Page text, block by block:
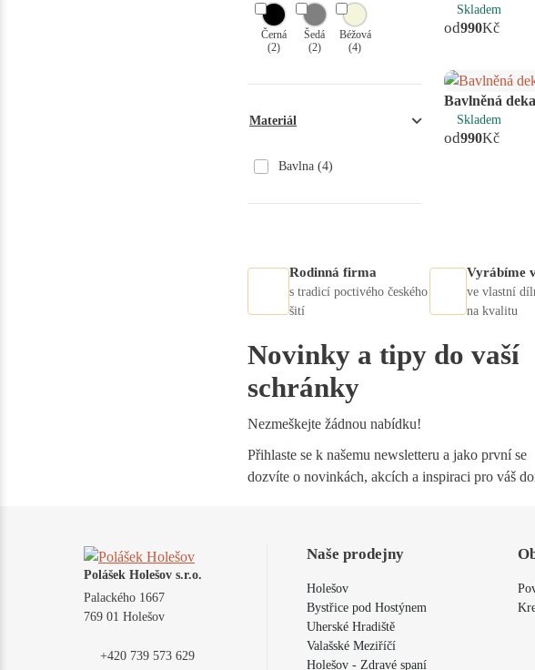
Černá
(2)
Šedá
(2)
Béžová
(4)
Materiál
Bavlna (4)
Skladem
od990Kč
Bavlněná
Skladem
od990Kč
Rodinná firma
s tradicí poctivého českého
šití
Vyrábíme
ve vlastní
na kvalitu
Novinky a tipy do vaší
schránky
Nezmeškejte žádnou nabídku!
Přihlaste se k našemu newsletteru a jako první se
dozvíte o novinkách, akcích a inspiraci pro váš
Polášek Holešov s.r.o.
Palackého 1667
769 01 Holešov
+420 739 573 629
Naše prodejny
Holešov
Bystřice pod Hostýnem
Uherské Hradiště
Valašské Meziříčí
Holešov - Zdravé spaní